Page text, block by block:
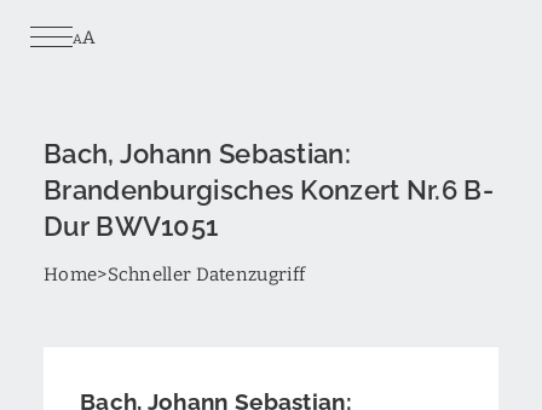
AA
Bach, Johann Sebastian:
Brandenburgisches Konzert Nr.6 B-
Dur BWV1051
Breadcrumb
Home Schneller Datenzugriff
Bach, Johann Sebastian: